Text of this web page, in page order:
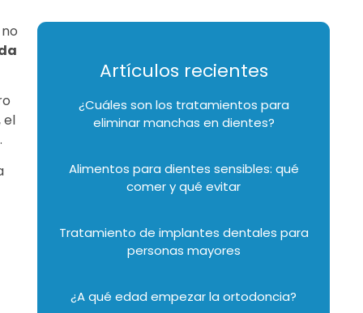
el
Artículos recientes
¿Cuáles son los tratamientos para
eliminar manchas en dientes?
Alimentos para dientes sensibles: qué
comer y qué evitar
Tratamiento de implantes dentales para
personas mayores
¿A qué edad empezar la ortodoncia?